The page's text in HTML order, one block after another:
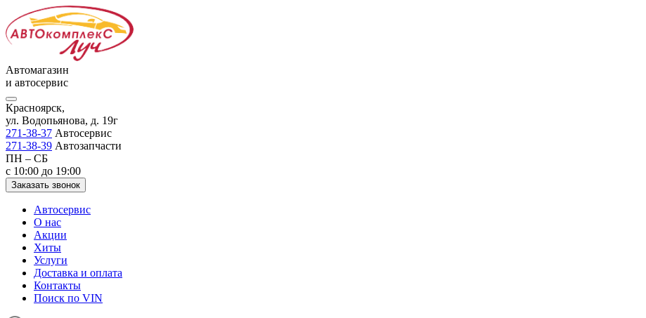
Автомагазин
и автосервис
Красноярск,
ул. Водопьянова, д. 19г
271-38-37 Автосервис
271-38-39 Автозапчасти
ПН – СБ
с 10:00 до 19:00
Заказать звонок
Автосервис
О нас
Акции
Хиты
Услуги
Доставка и оплата
Контакты
Поиск по VIN